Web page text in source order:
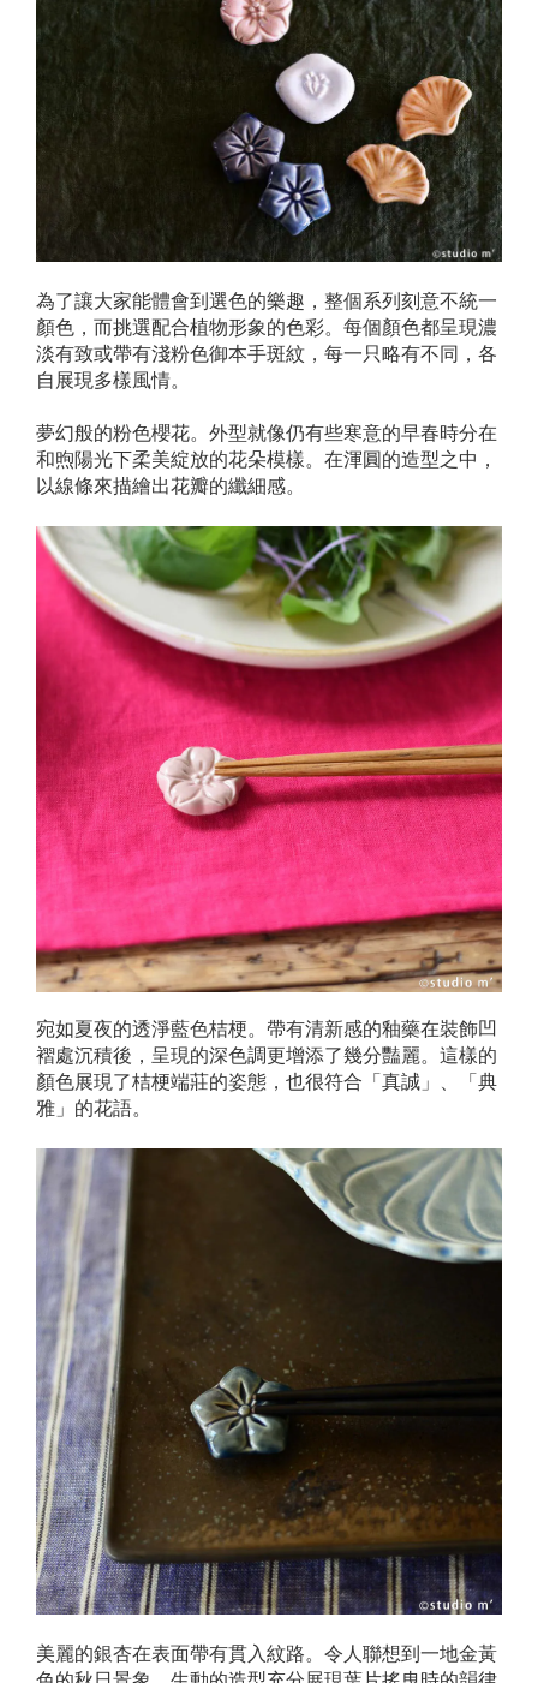
為了讓大家能體會到選色的樂趣，整個系列刻意不統一
顏色，而挑選配合植物形象的色彩。每個顏色都呈現濃
淡有致或帶有淺粉色御本手斑紋，每一只略有不同，各
自展現多樣風情。
夢幻般的粉色櫻花。外型就像仍有些寒意的早春時分在
和煦陽光下柔美綻放的花朵模樣。在渾圓的造型之中，
以線條來描繪出花瓣的纖細感。
宛如夏夜的透淨藍色桔梗。帶有清新感的釉藥在裝飾凹
褶處沉積後，呈現的深色調更增添了幾分豔麗。這樣的
顏色展現了桔梗端莊的姿態，也很符合「真誠」、「典
雅」的花語。
美麗的銀杏在表面帶有貫入紋路。令人聯想到一地金黃